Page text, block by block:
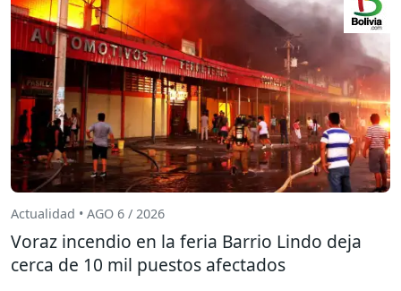
Actualidad • AGO 6 / 2026
Voraz incendio en la feria Barrio Lindo deja
cerca de 10 mil puestos afectados